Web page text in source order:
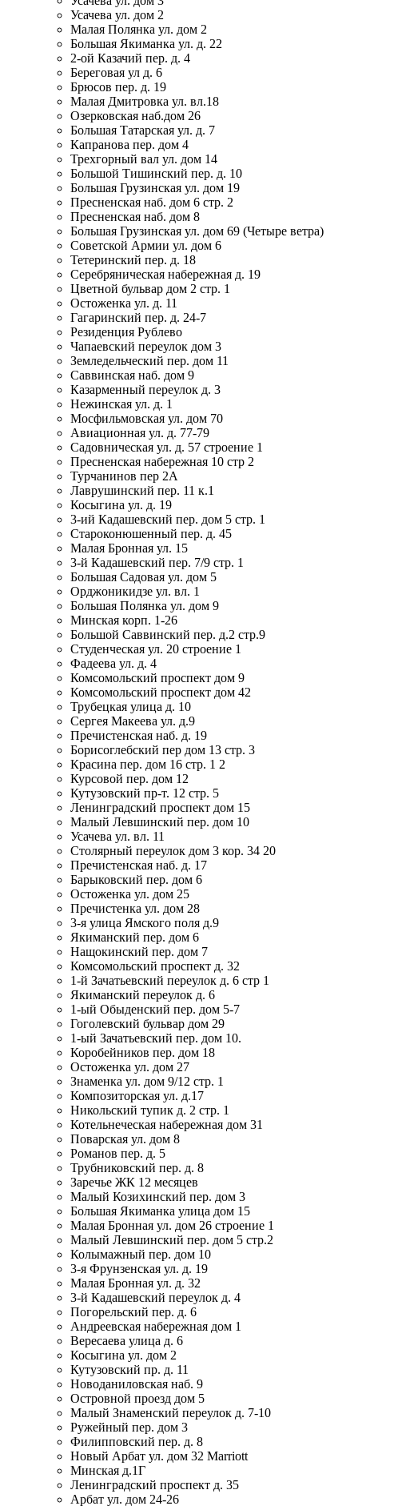
Усачева ул. дом 2
Малая Полянка ул. дом 2
Большая Якиманка ул. д. 22
2-ой Казачий пер. д. 4
Береговая ул д. 6
Брюсов пер. д. 19
Малая Дмитровка ул. вл.18
Озерковская наб.дом 26
Большая Татарская ул. д. 7
Капранова пер. дом 4
Трехгорный вал ул. дом 14
Большой Тишинский пер. д. 10
Большая Грузинская ул. дом 19
Пресненская наб. дом 6 стр. 2
Пресненская наб. дом 8
Большая Грузинская ул. дом 69 (Четыре ветра)
Советской Армии ул. дом 6
Тетеринский пер. д. 18
Серебряническая набережная д. 19
Цветной бульвар дом 2 стр. 1
Остоженка ул. д. 11
Гагаринский пер. д. 24-7
Резиденция Рублево
Чапаевский переулок дом 3
Земледельческий пер. дом 11
Саввинская наб. дом 9
Казарменный переулок д. 3
Нежинская ул. д. 1
Мосфильмовская ул. дом 70
Авиационная ул. д. 77-79
Садовническая ул. д. 57 строение 1
Пресненская набережная 10 стр 2
Турчанинов пер 2А
Лаврушинский пер. 11 к.1
Косыгина ул. д. 19
3-ий Кадашевский пер. дом 5 стр. 1
Староконюшенный пер. д. 45
Малая Бронная ул. 15
3-й Кадашевский пер. 7/9 стр. 1
Большая Садовая ул. дом 5
Орджоникидзе ул. вл. 1
Большая Полянка ул. дом 9
Минская корп. 1-26
Большой Саввинский пер. д.2 стр.9
Студенческая ул. 20 строение 1
Фадеева ул. д. 4
Комсомольский проспект дом 9
Комсомольский проспект дом 42
Трубецкая улица д. 10
Сергея Макеева ул. д.9
Пречистенская наб. д. 19
Борисоглебский пер дом 13 стр. 3
Красина пер. дом 16 стр. 1 2
Курсовой пер. дом 12
Кутузовский пр-т. 12 стр. 5
Ленинградский проспект дом 15
Малый Левшинский пер. дом 10
Усачева ул. вл. 11
Столярный переулок дом 3 кор. 34 20
Пречистенская наб. д. 17
Барыковский пер. дом 6
Остоженка ул. дом 25
Пречистенка ул. дом 28
3-я улица Ямского поля д.9
Якиманский пер. дом 6
Нащокинский пер. дом 7
Комсомольский проспект д. 32
1-й Зачатьевский переулок д. 6 стр 1
Якиманский переулок д. 6
1-ый Обыденский пер. дом 5-7
Гоголевский бульвар дом 29
1-ый Зачатьевский пер. дом 10.
Коробейников пер. дом 18
Остоженка ул. дом 27
Знаменка ул. дом 9/12 стр. 1
Композиторская ул. д.17
Никольский тупик д. 2 стр. 1
Котельнеческая набережная дом 31
Поварская ул. дом 8
Романов пер. д. 5
Трубниковский пер. д. 8
Заречье ЖК 12 месяцев
Малый Козихинский пер. дом 3
Большая Якиманка улица дом 15
Малая Бронная ул. дом 26 строение 1
Малый Левшинский пер. дом 5 стр.2
Колымажный пер. дом 10
3-я Фрунзенская ул. д. 19
Малая Бронная ул. д. 32
3-й Кадашевский переулок д. 4
Погорельский пер. д. 6
Андреевская набережная дом 1
Вересаева улица д. 6
Косыгина ул. дом 2
Кутузовский пр. д. 11
Новоданиловская наб. 9
Островной проезд дом 5
Малый Знаменский переулок д. 7-10
Ружейный пер. дом 3
Филипповский пер. д. 8
Новый Арбат ул. дом 32 Marriott
Минская д.1Г
Ленинградский проспект д. 35
Арбат ул. дом 24-26